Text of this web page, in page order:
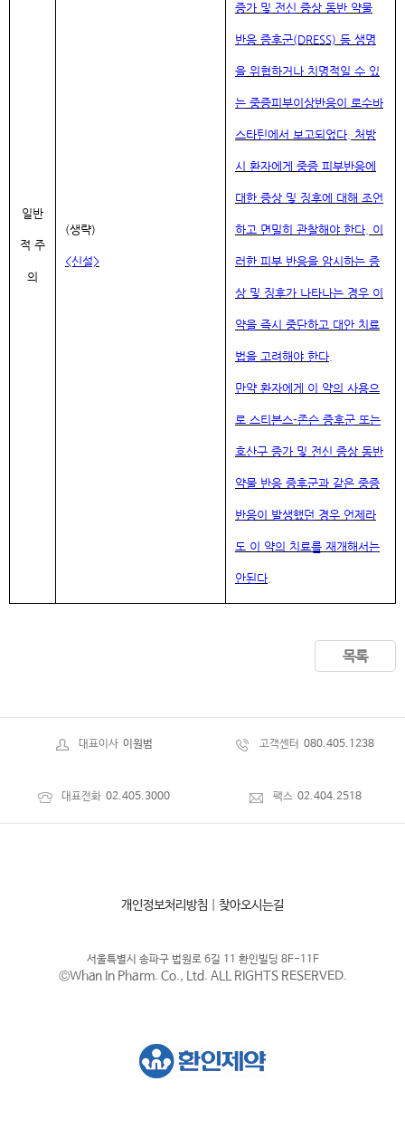
일반
적 주
의
(생략)
<신설>
증가 및 전신 증상 동반 약물
반응 증후군(DRESS) 등 생명
을 위협하거나 치명적일 수 있
는 중증피부이상반응이 로수바
스타틴에서 보고되었다. 처방
시 환자에게 중증 피부반응에
대한 증상 및 징후에 대해 조언
하고 면밀히 관찰해야 한다. 이
러한 피부 반응을 암시하는 증
상 및 징후가 나타나는 경우 이
약을 즉시 중단하고 대안 치료
법을 고려해야 한다.
만약 환자에게 이 약의 사용으
로 스티븐스-존슨 증후군 또는
호산구 증가 및 전신 증상 동반
약물 반응 증후군과 같은 중증
반응이 발생했던 경우 언제라
도 이 약의 치료를 재개해서는
안된다.
목록
대표이사 이원범 고객센터 080.405.1238
대표전화 02.405.3000 팩스 02.404.2518
개인정보처리방침 찾아오시는길
서울특별시 송파구 법원로 6길 11 환인빌딩 8F-11F
©Whan In Pharm. Co., Ltd. ALL RIGHTS RESERVED.